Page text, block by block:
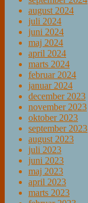
august 2024
juli 2024
juni 2024
maj 2024
april 2024
marts 2024
februar 2024
januar 2024
december 2023
november 2023
oktober 2023
september 2023
august 2023
juli 2023
juni 2023
maj 2023
april 2023
marts 2023